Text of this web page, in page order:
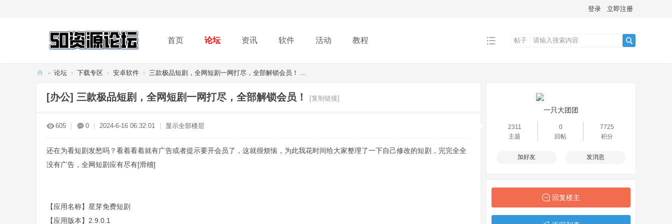
登录 立即注册
首页 论坛 资讯 软件 活动 教程 帖子
» 论坛 › 下载专区 › 安卓软件 › 三款极品短剧，全网短剧一网打尽，全部解锁会员！ ...
[办公] 三款极品短剧，全网短剧一网打尽，全部解锁会员！ [复制链接]
605 0 2024-6-16 06:32:01 显示全部楼层
还在为看短剧发愁吗？看着看着就有广告或者提示要开会员了，这就很烦恼，为此我花时间给大家整理了一下自己修改的短剧，完完全全
没有广告，全网短剧应有尽有[滑稽]
【应用名称】星芽免费短剧
【应用版本】2.9.0.1
一只大团团
2311
主题
0
回帖
7725
积分
加好友 发消息
回复楼主